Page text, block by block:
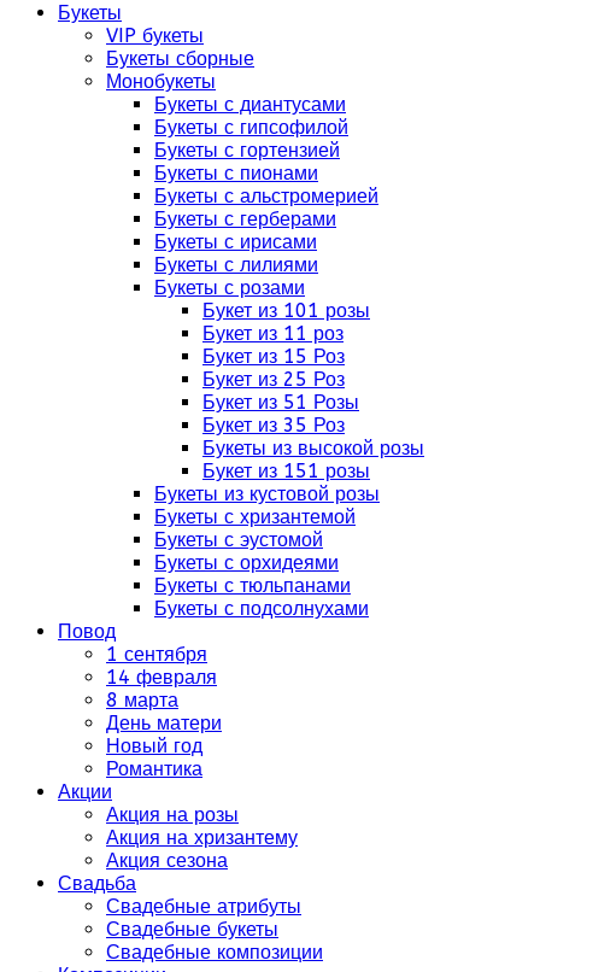
Букеты
VIP букеты
Букеты сборные
Монобукеты
Букеты с диантусами
Букеты с гипсофилой
Букеты с гортензией
Букеты с пионами
Букеты с альстромерией
Букеты с герберами
Букеты с ирисами
Букеты с лилиями
Букеты с розами
Букет из 101 розы
Букет из 11 роз
Букет из 15 Роз
Букет из 25 Роз
Букет из 51 Розы
Букет из 35 Роз
Букеты из высокой розы
Букет из 151 розы
Букеты из кустовой розы
Букеты с хризантемой
Букеты с эустомой
Букеты с орхидеями
Букеты с тюльпанами
Букеты с подсолнухами
Повод
1 сентября
14 февраля
8 марта
День матери
Новый год
Романтика
Акции
Акция на розы
Акция на хризантему
Акция сезона
Свадьба
Свадебные атрибуты
Свадебные букеты
Свадебные композиции